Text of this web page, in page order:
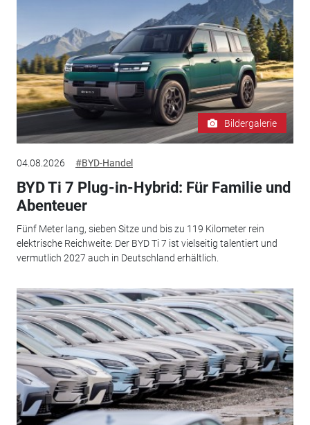
Bildergalerie
04.08.2026 #BYD-Handel
BYD Ti 7 Plug-in-Hybrid: Für Familie und
Abenteuer
Fünf Meter lang, sieben Sitze und bis zu 119 Kilometer rein
elektrische Reichweite: Der BYD Ti 7 ist vielseitig talentiert und
vermutlich 2027 auch in Deutschland erhältlich.